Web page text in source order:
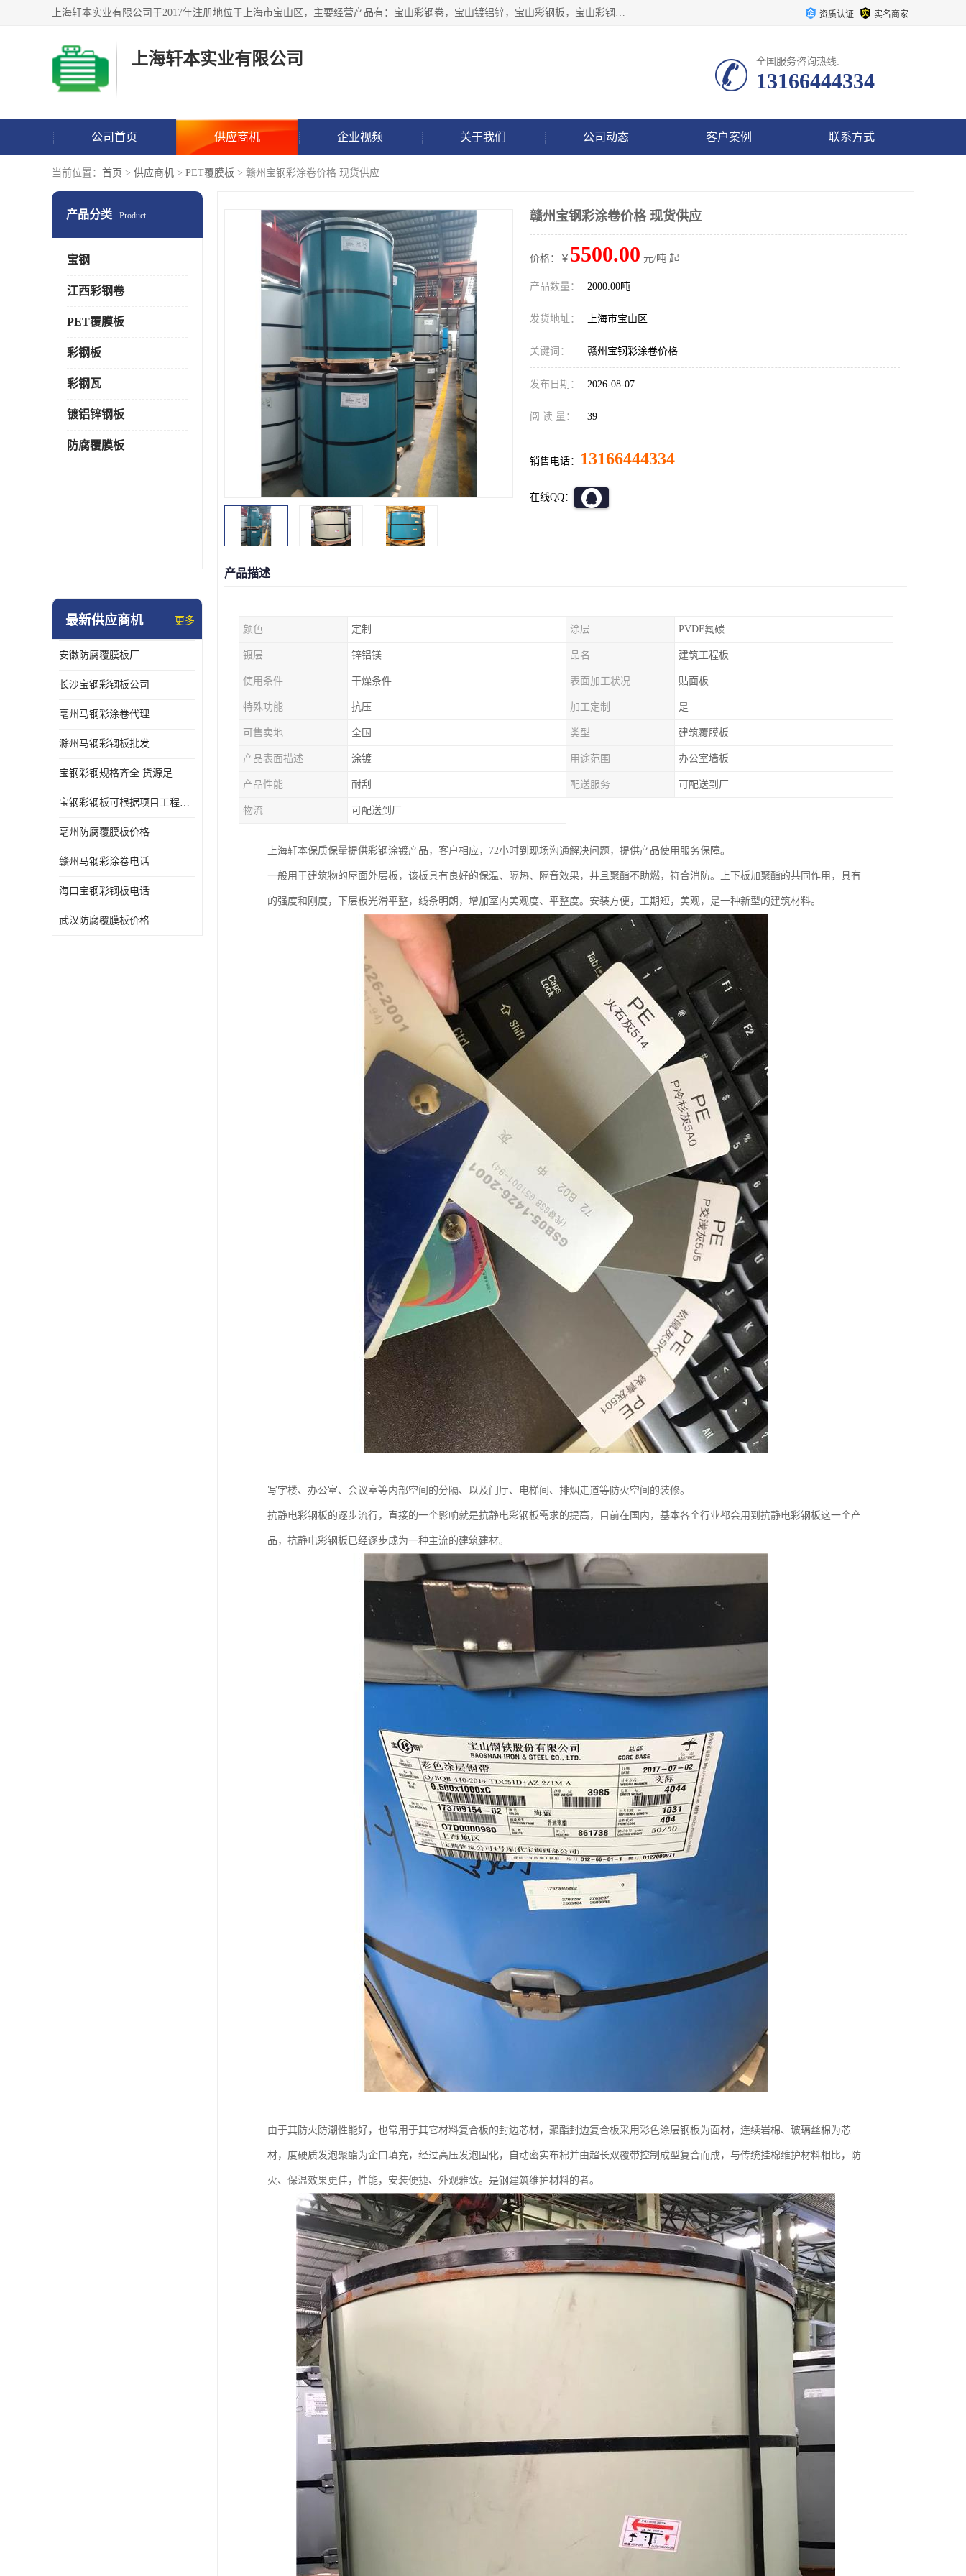
上海轩本实业有限公司于2017年注册地位于上海市宝山区，主要经营产品有：宝山彩钢卷，宝山镀铝锌，宝山彩钢板，宝山彩钢瓦等产品的生产和销售。 资质认证 实名商家
上海轩本实业有限公司 全国服务咨询热线:
13166444334
公司首页 供应商机 企业视频 关于我们 公司动态 客户案例 联系方式
当前位置： 首页 > 供应商机 > PET覆膜板 > 赣州宝钢彩涂卷价格 现货供应
产品分类 Product
宝钢
江西彩钢卷
PET覆膜板
彩钢板
彩钢瓦
镀铝锌钢板
防腐覆膜板
最新供应商机 更多
安徽防腐覆膜板厂
长沙宝钢彩钢板公司
亳州马钢彩涂卷代理
滁州马钢彩钢板批发
宝钢彩钢规格齐全 货源足
宝钢彩钢板可根据项目工程定制
亳州防腐覆膜板价格
赣州马钢彩涂卷电话
海口宝钢彩钢板电话
武汉防腐覆膜板价格
赣州宝钢彩涂卷价格 现货供应
价格：￥ 5500.00 元/吨 起
产品数量： 2000.00吨
发货地址： 上海市宝山区
关键词： 赣州宝钢彩涂卷价格
发布日期： 2026-08-07
阅 读 量： 39
销售电话： 13166444334
在线QQ：
产品描述
颜色 定制 涂层 PVDF氟碳
镀层 锌铝镁 品名 建筑工程板
使用条件 干燥条件 表面加工状况 贴面板
特殊功能 抗压 加工定制 是
可售卖地 全国 类型 建筑覆膜板
产品表面描述 涂镀 用途范围 办公室墙板
产品性能 耐刮 配送服务 可配送到厂
物流 可配送到厂
上海轩本保质保量提供彩钢涂镀产品，客户相应，72小时到现场沟通解决问题，提供产品使用服务保障。
一般用于建筑物的屋面外层板，该板具有良好的保温、隔热、隔音效果，并且聚酯不助燃，符合消防。上下板加聚酯的共同作用，具有
的强度和刚度，下层板光滑平整，线条明朗，增加室内美观度、平整度。安装方便，工期短，美观，是一种新型的建筑材料。
写字楼、办公室、会议室等内部空间的分隔、以及门厅、电梯间、排烟走道等防火空间的装修。
抗静电彩钢板的逐步流行，直接的一个影响就是抗静电彩钢板需求的提高，目前在国内，基本各个行业都会用到抗静电彩钢板这一个产
品，抗静电彩钢板已经逐步成为一种主流的建筑建材。
由于其防火防潮性能好，也常用于其它材料复合板的封边芯材，聚酯封边复合板采用彩色涂层钢板为面材，连续岩棉、玻璃丝棉为芯
材，度硬质发泡聚酯为企口填充，经过高压发泡固化，自动密实布棉并由超长双覆带控制成型复合而成，与传统挂棉维护材料相比，防
火、保温效果更佳，性能，安装便捷、外观雅致。是钢建筑维护材料的者。